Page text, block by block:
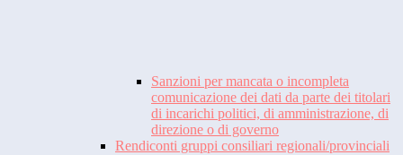
Sanzioni per mancata o incompleta
comunicazione dei dati da parte dei titolari
di incarichi politici, di amministrazione, di
direzione o di governo
Rendiconti gruppi consiliari regionali/provinciali